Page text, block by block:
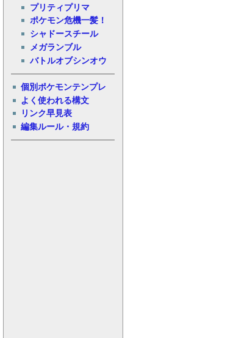
プリティプリマ
ポケモン危機一髪！
シャドースチール
メガランブル
バトルオブシンオウ
個別ポケモンテンプレ
よく使われる構文
リンク早見表
編集ルール・規約